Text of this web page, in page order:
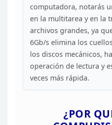
computadora, notarás
en la multitarea y en la
archivos grandes, ya
6Gb/s elimina los
los discos mecánicos,
operación de lectura y
veces más rápida.
¿POR